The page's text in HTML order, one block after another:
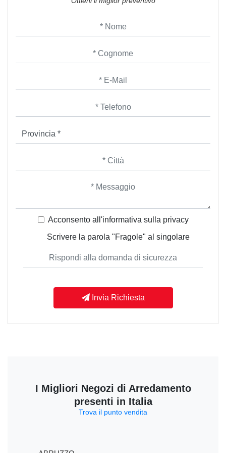
Acconsento all'informativa sulla privacy
Scrivere la parola "Fragole" al singolare
Invia Richiesta
I Migliori Negozi di Arredamento
presenti in Italia
Trova il punto vendita